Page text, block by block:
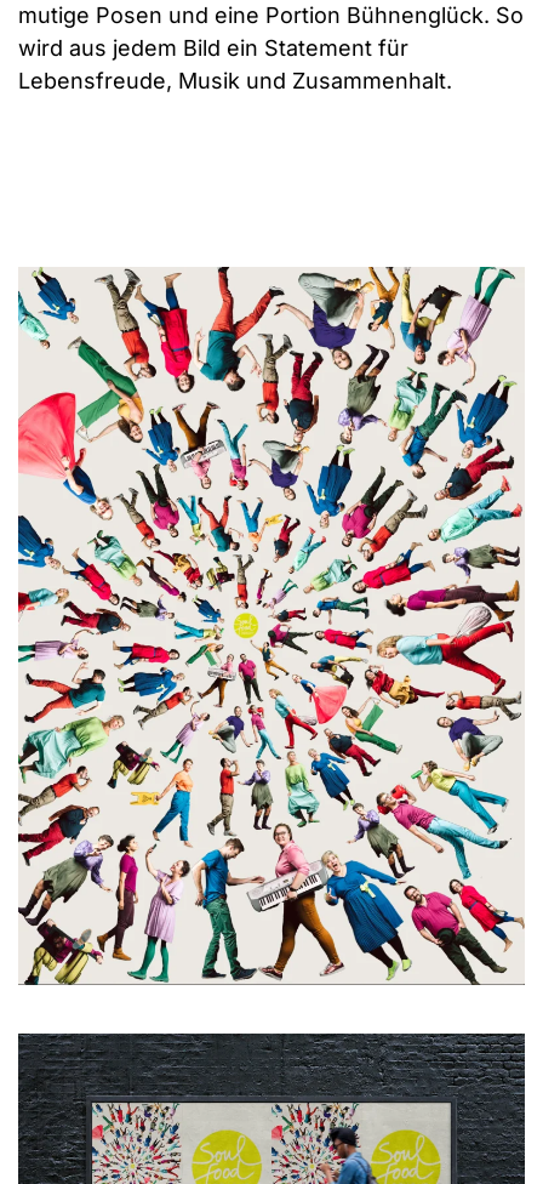
mutige Posen und eine Portion Bühnenglück. So
wird aus jedem Bild ein Statement für
Lebensfreude, Musik und Zusammenhalt.